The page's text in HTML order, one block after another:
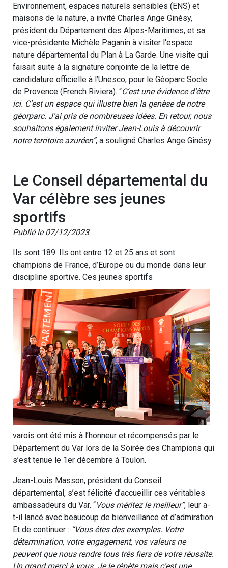
Environnement, espaces naturels sensibles (ENS) et
maisons de la nature, a invité Charles Ange Ginésy,
président du Département des Alpes-Maritimes, et sa
vice-présidente Michèle Paganin à visiter l'espace
nature départemental du Plan à La Garde. Une visite qui
faisait suite à la signature conjointe de la lettre de
candidature officielle à l’Unesco, pour le Géoparc Socle
de Provence (French Riviera). “C’est une évidence d’être
ici. C’est un espace qui illustre bien la genèse de notre
géorparc. J’ai pris de nombreuses idées. En retour, nous
souhaitons également inviter Jean-Louis à découvrir
notre territoire azuréen”, a souligné Charles Ange Ginésy.
Le Conseil départemental du
Var célèbre ses jeunes
sportifs
Publié le 07/12/2023
Ils sont 189. Ils ont entre 12 et 25 ans et sont
champions de France, d’Europe ou du monde dans leur
discipline sportive. Ces jeunes sportifs
varois ont été mis à l’honneur et récompensés par le
Département du Var lors de la Soirée des Champions qui
s’est tenue le 1er décembre à Toulon.
Jean-Louis Masson, président du Conseil
départemental, s’est félicité d’accueillir ces véritables
ambassadeurs du Var. “Vous méritez le meilleur”, leur a-
t-il lancé avec beaucoup de bienveillance et d’admiration.
Et de continuer : “Vous êtes des exemples. Votre
détermination, votre engagement, vos valeurs ne
peuvent que nous rendre tous très fiers de votre réussite.